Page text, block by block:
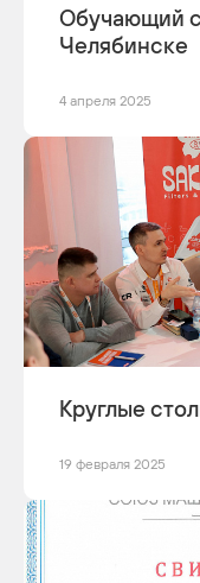
Обучающий
Челябинске
4 апреля 2025
Круглые
19 февраля 2025